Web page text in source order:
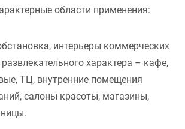
области применения:
интерьеры коммерческих
характера – кафе,
ТЦ, внутренние помещения
салоны красоты, магазины,